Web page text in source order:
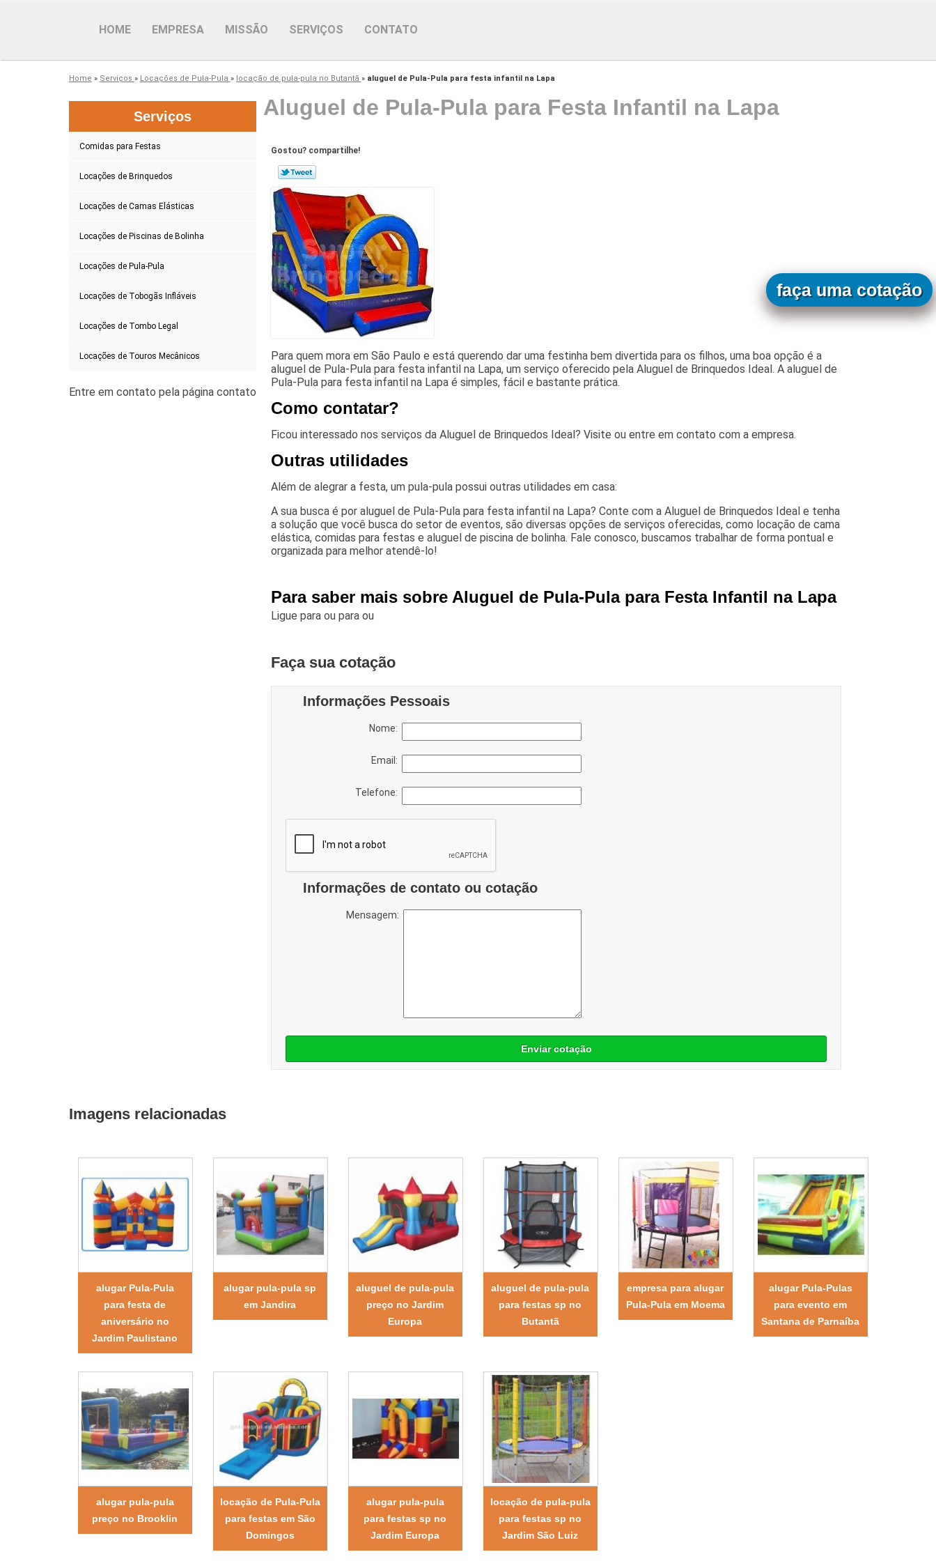
HOME EMPRESA MISSÃO SERVIÇOS CONTATO
Home » Serviços » Locações de Pula-Pula » locação de pula-pula no Butantã » aluguel de Pula-Pula para festa infantil na Lapa
Serviços
Comidas para Festas
Locações de Brinquedos
Locações de Camas Elásticas
Locações de Piscinas de Bolinha
Locações de Pula-Pula
Locações de Tobogãs Infláveis
Locações de Tombo Legal
Locações de Touros Mecânicos
Aluguel de Pula-Pula para Festa Infantil na Lapa
Gostou? compartilhe!
Para quem mora em São Paulo e está querendo dar uma festinha bem divertida para os filhos, uma boa opção é a
aluguel de Pula-Pula para festa infantil na Lapa, um serviço oferecido pela Aluguel de Brinquedos Ideal. A aluguel de
Pula-Pula para festa infantil na Lapa é simples, fácil e bastante prática.
Como contatar?
Ficou interessado nos serviços da Aluguel de Brinquedos Ideal? Visite ou entre em contato com a empresa.
Outras utilidades
Além de alegrar a festa, um pula-pula possui outras utilidades em casa:
A sua busca é por aluguel de Pula-Pula para festa infantil na Lapa? Conte com a Aluguel de Brinquedos Ideal e tenha
a solução que você busca do setor de eventos, são diversas opções de serviços oferecidas, como locação de cama
elástica, comidas para festas e aluguel de piscina de bolinha. Fale conosco, buscamos trabalhar de forma pontual e
organizada para melhor atendê-lo!
Para saber mais sobre Aluguel de Pula-Pula para Festa Infantil na Lapa
Ligue paraou paraou
faça uma cotação
Faça sua cotação
Informações Pessoais
Nome:
Email:
Telefone:
Informações de contato ou cotação
Mensagem:
Enviar cotação
Imagens relacionadas
alugar Pula-Pula
para festa de
aniversário no
Jardim Paulistano
alugar pula-pula sp
em Jandira
aluguel de pula-pula
preço no Jardim
Europa
aluguel de pula-pula
para festas sp no
Butantã
empresa para alugar
Pula-Pula em Moema
alugar Pula-Pulas
para evento em
Santana de Parnaíba
alugar pula-pula
preço no Brooklin
locação de Pula-Pula
para festas em São
Domingos
alugar pula-pula
para festas sp no
Jardim Europa
locação de pula-pula
para festas sp no
Jardim São Luiz